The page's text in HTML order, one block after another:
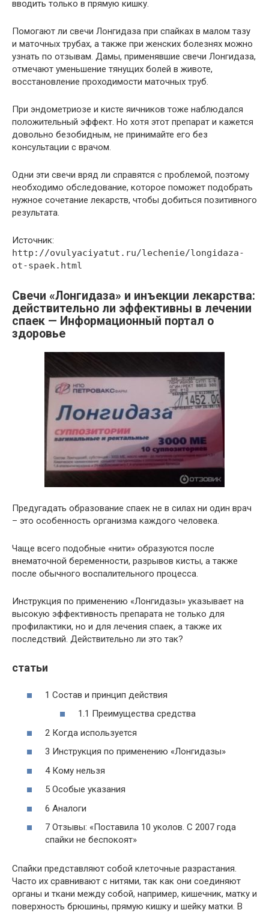
вводить только в прямую кишку.
Помогают ли свечи Лонгидаза при спайках в малом тазу
и маточных трубах, а также при женских болезнях можно
узнать по отзывам. Дамы, применявшие свечи Лонгидаза,
отмечают уменьшение тянущих болей в животе,
восстановление проходимости маточных труб.
При эндометриозе и кисте яичников тоже наблюдался
положительный эффект. Но хотя этот препарат и кажется
довольно безобидным, не принимайте его без
консультации с врачом.
Одни эти свечи вряд ли справятся с проблемой, поэтому
необходимо обследование, которое поможет подобрать
нужное сочетание лекарств, чтобы добиться позитивного
результата.
Источник:
http://ovulyaciyatut.ru/lechenie/longidaza-
ot-spaek.html
Свечи «Лонгидаза» и инъекции лекарства:
действительно ли эффективны в лечении
спаек — Информационный портал о
здоровье
Предугадать образование спаек не в силах ни один врач
– это особенность организма каждого человека.
Чаще всего подобные «нити» образуются после
внематочной беременности, разрывов кисты, а также
после обычного воспалительного процесса.
Инструкция по применению «Лонгидазы» указывает на
высокую эффективность препарата не только для
профилактики, но и для лечения спаек, а также их
последствий. Действительно ли это так?
статьи
1 Состав и принцип действия
1.1 Преимущества средства
2 Когда используется
3 Инструкция по применению «Лонгидазы»
4 Кому нельзя
5 Особые указания
6 Аналоги
7 Отзывы: «Поставила 10 уколов. С 2007 года
спайки не беспокоят»
Спайки представляют собой клеточные разрастания.
Часто их сравнивают с нитями, так как они соединяют
органы и ткани между собой, например, кишечник, матку и
поверхность брюшины, прямую кишку и шейку матки. В